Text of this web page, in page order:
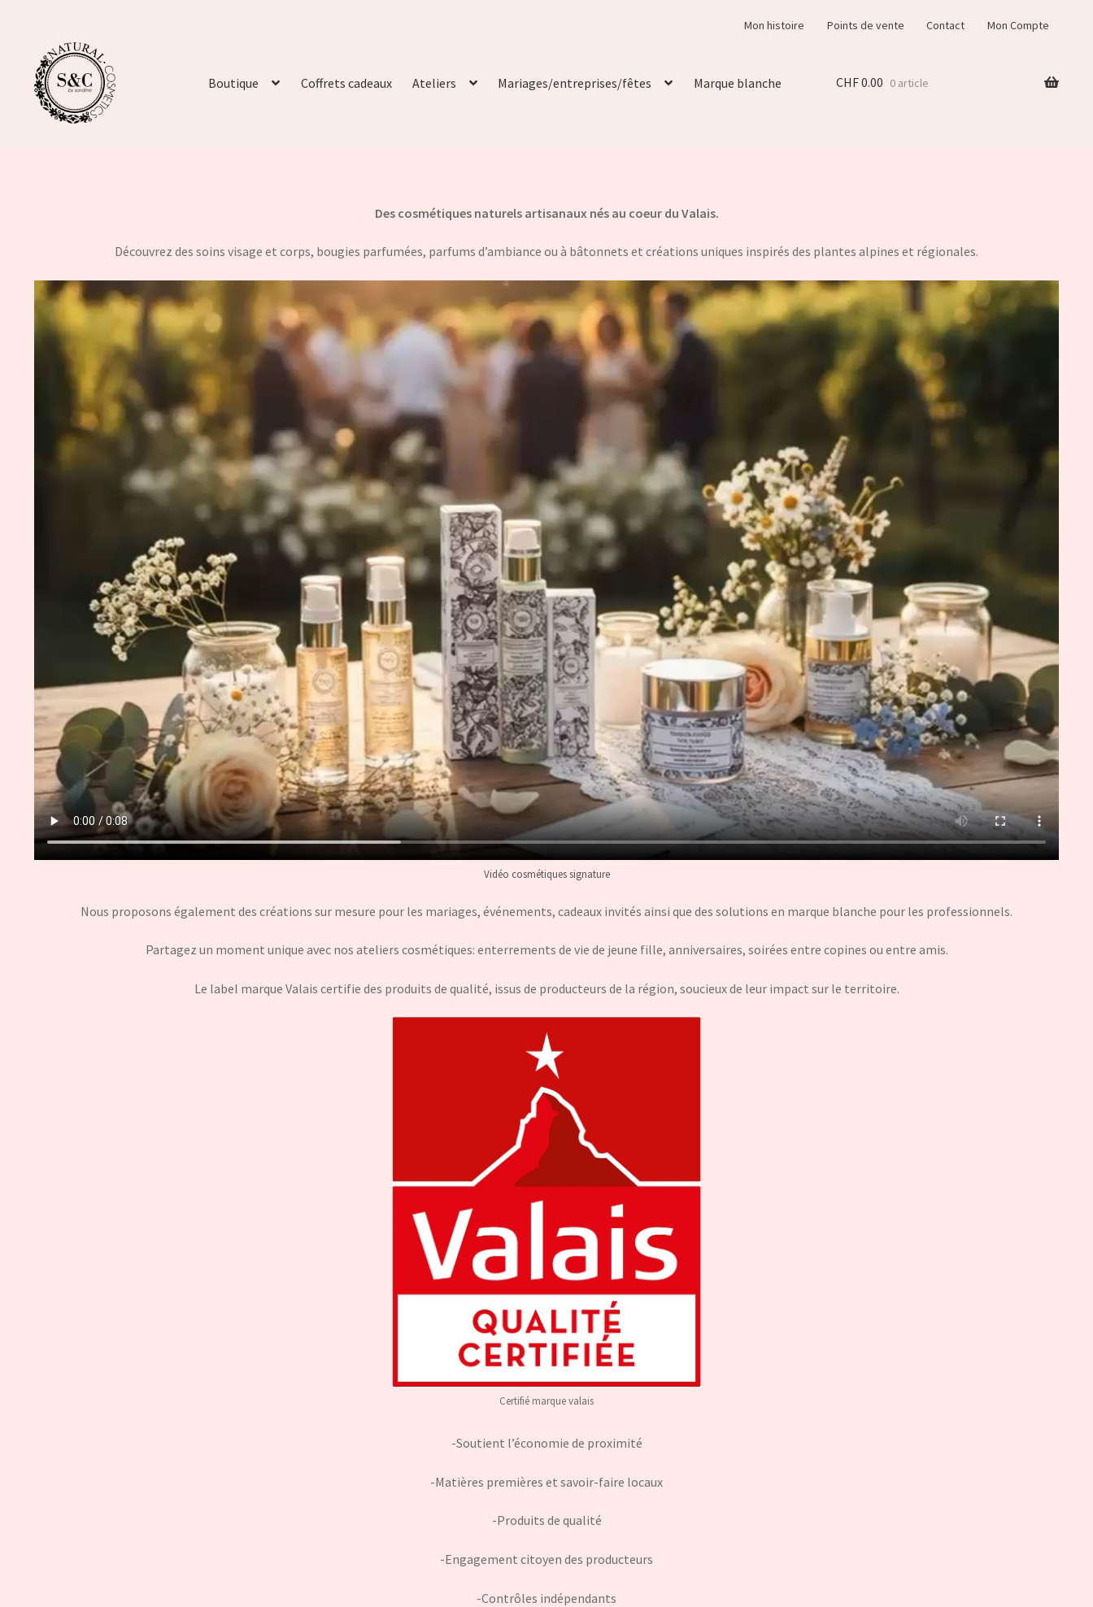
Mon histoire Points de vente Contact Mon Compte
Boutique Coffrets cadeaux Ateliers Mariages/entreprises/fêtes Marque blanche CHF0.00 0 article
Des cosmétiques naturels artisanaux nés au coeur du Valais.
Découvrez des soins visage et corps, bougies parfumées, parfums d’ambiance ou à bâtonnets et créations uniques inspirés des plantes alpines et régionales.
Vidéo cosmétiques signature
Nous proposons également des créations sur mesure pour les mariages, événements, cadeaux invités ainsi que des solutions en marque blanche pour les professionnels.
Partagez un moment unique avec nos ateliers cosmétiques: enterrements de vie de jeune fille, anniversaires, soirées entre copines ou entre amis.
Le label marque Valais certifie des produits de qualité, issus de producteurs de la région, soucieux de leur impact sur le territoire.
Certifié marque valais
-Soutient l’économie de proximité
-Matières premières et savoir-faire locaux
-Produits de qualité
-Engagement citoyen des producteurs
-Contrôles indépendants